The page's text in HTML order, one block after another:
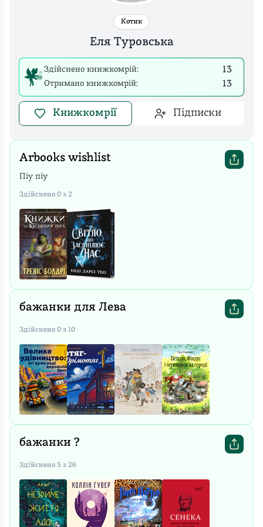
Котик
Еля Туровська
Здійснено книжкомрій: 13
Отримано книжкомрій: 13
Книжкомрії Підписки
Arbooks wishlist
Піу піу
Здійснено 0 з 2
бажанки для Лева
Здійснено 0 з 10
бажанки ?
Здійснено 5 з 26